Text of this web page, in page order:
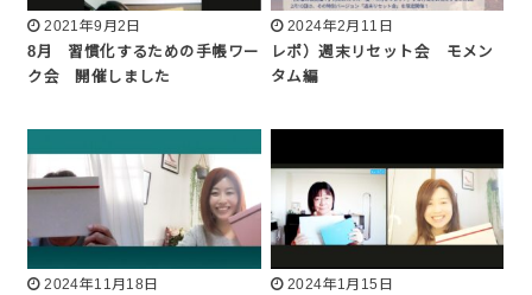
2021年9月2日
8月 習慣化するための手帳ワー
ク会 開催しました
2024年2月11日
レポ）週末リセット会 モメン
タム編
2024年11月18日
2024年1月15日